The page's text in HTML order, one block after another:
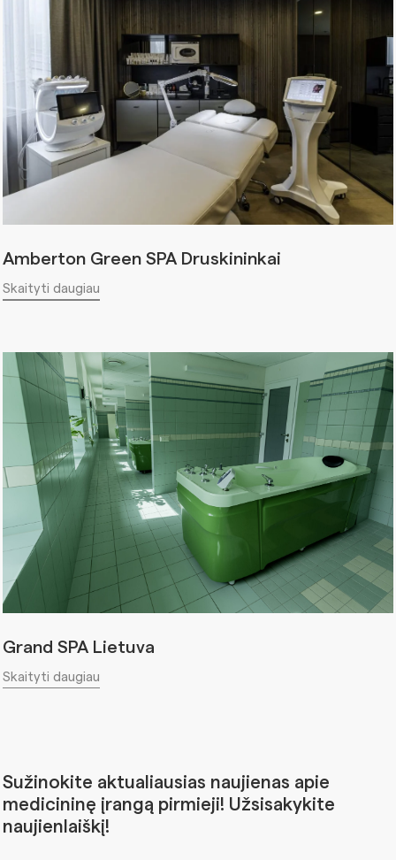
Amberton Green SPA Druskininkai
Skaityti daugiau
Grand SPA Lietuva
Skaityti daugiau
Sužinokite aktualiausias naujienas apie
medicininę įrangą pirmieji! Užsisakykite
naujienlaiškį!